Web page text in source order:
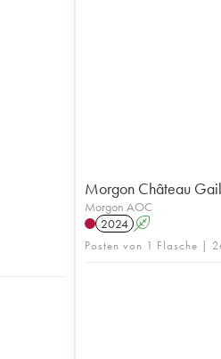
Morgon Château
Morgon AOC
2024 A
Posten von 1 Flasche |